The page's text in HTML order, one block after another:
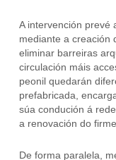
A intervención prevé
mediante a creación
eliminar barreiras
circulación máis
peonil quedarán
prefabricada,
súa condución á
a renovación do firme.
De forma paralela,